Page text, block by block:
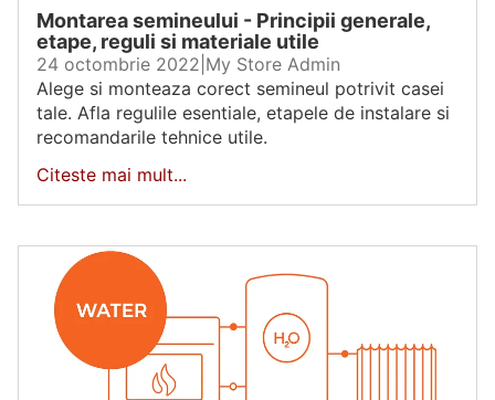
Montarea semineului - Principii generale,
etape, reguli si materiale utile
24 octombrie 2022 My Store Admin
Alege si monteaza corect semineul potrivit casei
tale. Afla regulile esentiale, etapele de instalare si
recomandarile tehnice utile.
Citeste mai mult...